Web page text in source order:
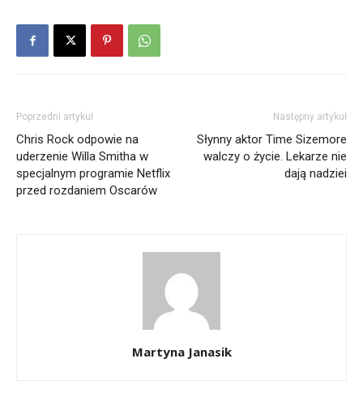
Poprzedni artykuł
Chris Rock odpowie na
uderzenie Willa Smitha w
specjalnym programie Netflix
przed rozdaniem Oscarów
Następny artykuł
Słynny aktor Time Sizemore
walczy o życie. Lekarze nie
dają nadziei
Martyna Janasik